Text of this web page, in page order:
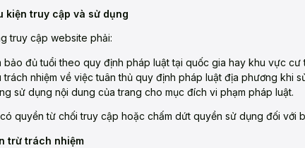
kiện truy cập và sử dụng
truy cập website phải:
bảo đủ tuổi theo quy định pháp luật tại quốc gia hay khu vực
trách nhiệm về việc tuân thủ quy định pháp luật địa phương khi
sử dụng nội dung của trang cho mục đích vi phạm pháp luật.
quyền từ chối truy cập hoặc chấm dứt quyền sử dụng đối với
trừ trách nhiệm